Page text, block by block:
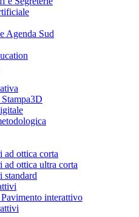
Agenda Sud
ad ottica corta
ad ottica ultra corta
standard
interattivo